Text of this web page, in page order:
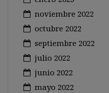
noviembre 2022
octubre 2022
septiembre 2022
julio 2022
junio 2022
mayo 2022